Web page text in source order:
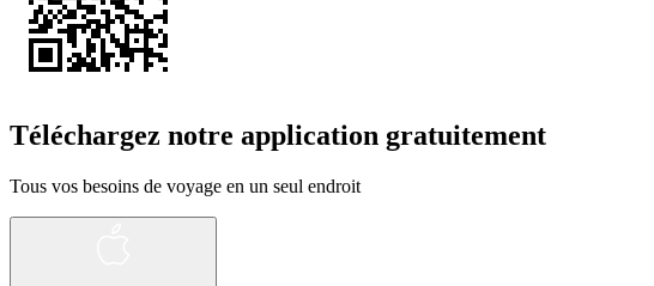
Téléchargez notre application gratuitement
Tous vos besoins de voyage en un seul endroit